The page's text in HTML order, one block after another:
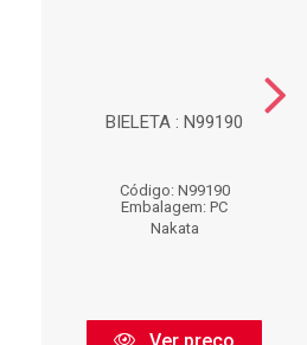
BIELETA : N99190
Código: N99190
Embalagem: PC
Nakata